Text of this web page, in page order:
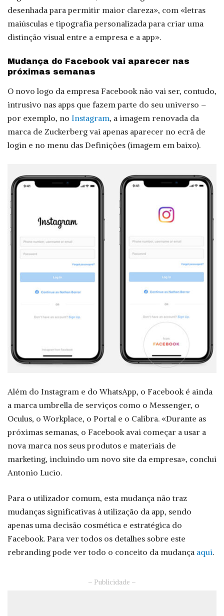
desenhada para permitir maior clareza», com «letras
maiúsculas e tipografia personalizada para criar uma
distinção visual entre a empresa e a app».
Mudança do Facebook vai aparecer nas
próximas semanas
O novo logo da empresa Facebook não vai ser, contudo,
intrusivo nas apps que fazem parte do seu universo –
por exemplo, no Instagram, a imagem renovada da
marca de Zuckerberg vai apenas aparecer no ecrã de
login e no menu das Definições (imagem em baixo).
Além do Instagram e do WhatsApp, o Facebook é ainda
a marca umbrella de serviços como o Messenger, o
Oculus, o Workplace, o Portal e o Calibra. «Durante as
próximas semanas, o Facebook avai começar a usar a
nova marca nos seus produtos e materiais de
marketing, incluindo um novo site da empresa», conclui
Antonio Lucio.
Para o utilizador comum, esta mudança não traz
mudanças significativas à utilização da app, sendo
apenas uma decisão cosmética e estratégica do
Facebook. Para ver todos os detalhes sobre este
rebranding pode ver todo o conceito da mudança aqui.
– Publicidade –